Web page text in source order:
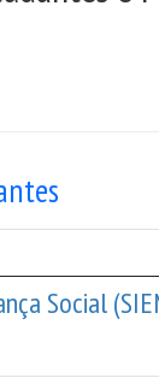
Social